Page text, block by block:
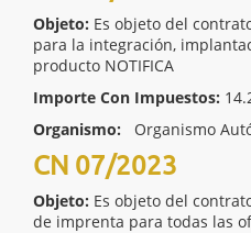
Objeto: Es objeto del
para la integración,
producto NOTIFICA
Importe Con Impuestos:
Organismo:
Organismo
CN 07/2023
Objeto: Es objeto del
de imprenta para todas las